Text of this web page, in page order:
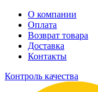
О компании
Оплата
Возврат товара
Доставка
Контакты
Контроль качества